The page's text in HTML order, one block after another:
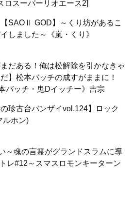
ロスーパーリオエース2]
【SAOⅡ GOD】～くり坊があるこ
しました～《嵐・くり》
まだある！俺は松解除を引かなきゃ
】松本バッチの成すがままに！
バッチ・鬼Dイッチー》吉宗
の珍古台バンザイvol.124】ロック
ルホン)
～魂の言霊がグランドスラムに導
レ#12～スマスロモンキーターン